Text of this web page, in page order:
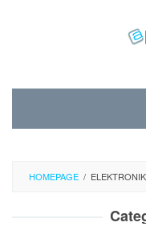
HOMEPAGE / ELEKTRONIK